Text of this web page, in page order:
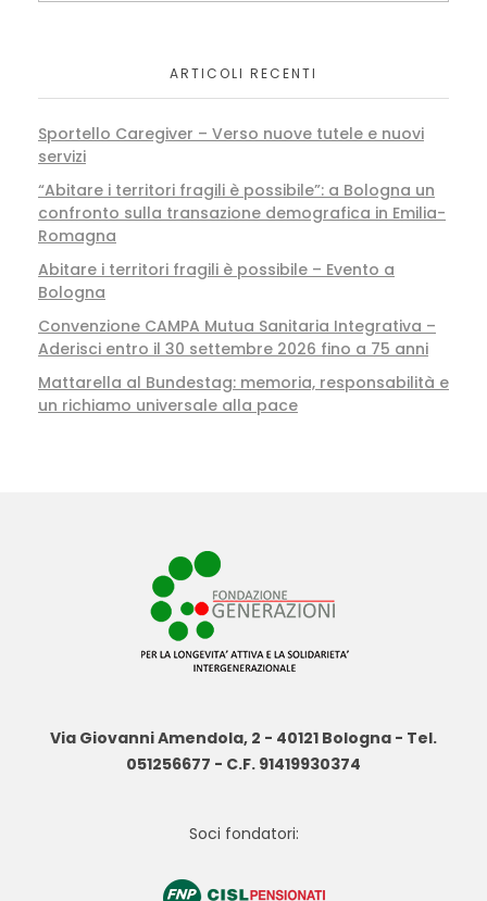
ARTICOLI RECENTI
Sportello Caregiver – Verso nuove tutele e nuovi
servizi
“Abitare i territori fragili è possibile”: a Bologna un
confronto sulla transazione demografica in Emilia-
Romagna
Abitare i territori fragili è possibile – Evento a
Bologna
Convenzione CAMPA Mutua Sanitaria Integrativa –
Aderisci entro il 30 settembre 2026 fino a 75 anni
Mattarella al Bundestag: memoria, responsabilità e
un richiamo universale alla pace
Via Giovanni Amendola, 2 - 40121 Bologna - Tel.
051256677 - C.F. 91419930374
Soci fondatori: